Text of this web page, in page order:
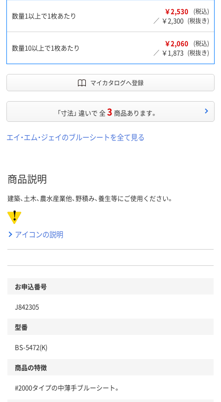
数量1以上で1枚あたり ￥2,530
(税込)
／ ￥2,300 (税抜き)
数量10以上で1枚あたり ￥2,060
(税込)
／ ￥1,873 (税抜き)
マイカタログへ登録
「寸法」 違いで 全3 商品あります。
エイ・エム・ジェイのブルーシートを全て見る
商品説明
建築、土木、農水産業他、野積み、養生等にご使用ください。
アイコンの説明
お申込番号
J842305
型番
BS-5472(K)
商品の特徴
#2000タイプの中薄手ブルーシート。